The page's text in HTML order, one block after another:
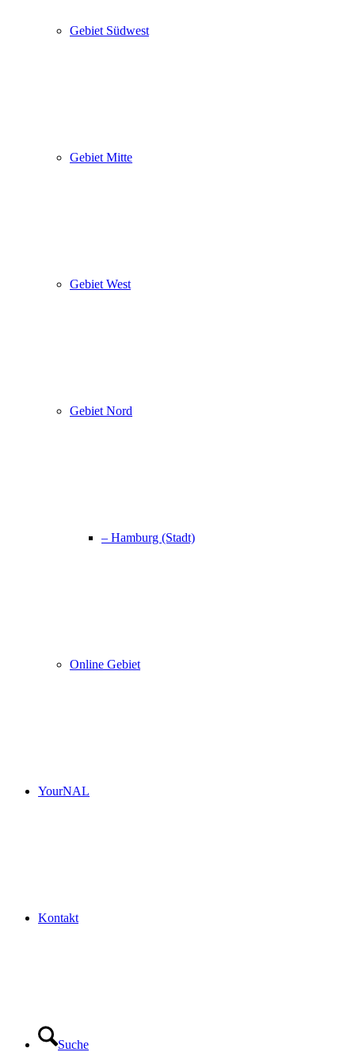
Gebiet Südwest
Gebiet Mitte
Gebiet West
Gebiet Nord
– Hamburg (Stadt)
Online Gebiet
YourNAL
Kontakt
Suche